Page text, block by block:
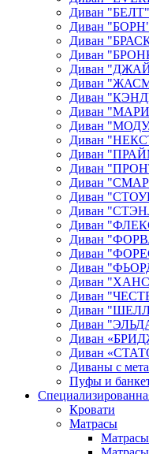
Диван "БЕЛТ"
Диван
Диван
Диван
Диван
Диван
Диван
Диван
Диван
Диван
Диван
Диван
Диван
Диван
Диван
Диван
Диван
Диван
Диван
Диван
Диван
Диван
Диван
Диван
Диван
Диваны с
Пуфы и
Кровати
Матрасы